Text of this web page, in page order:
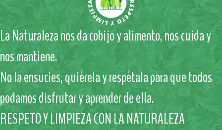
La Naturaleza nos da cobijo y alimento, nos cuida y
nos mantiene.
No la ensucies, quiérela y respétala para que todos
podamos disfrutar y aprender de ella.
RESPETO Y LIMPIEZA CON LA NATURALEZA